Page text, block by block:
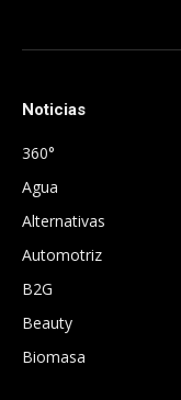
Noticias
360°
Agua
Alternativas
Automotriz
B2G
Beauty
Biomasa